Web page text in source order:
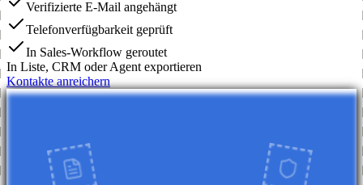
Verifizierte E-Mail angehängt
Telefonverfügbarkeit geprüft
In Sales-Workflow geroutet
In Liste, CRM oder Agent exportieren
Kontakte anreichern